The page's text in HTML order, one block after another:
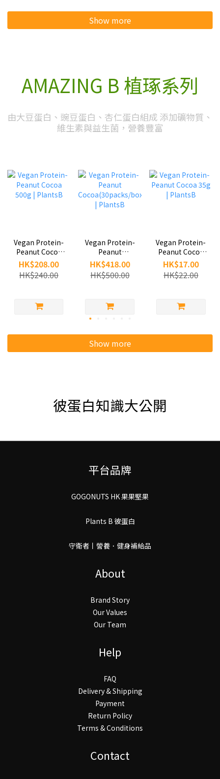
Show more
AMAZING B 植琢系列
由大豆蛋白、豌豆蛋白、杏仁蛋白組成 添加礦物質、
維生素與益生菌，營養豐富
Vegan Protein-
Peanut Cocoa
500g | PlantsB
HK$208.00
HK$240.00
Vegan Protein-
Peanut
Cocoa(30packs/box)
| PlantsB
HK$418.00
HK$500.00
Vegan Protein-
Peanut Cocoa
35g | PlantsB
HK$17.00
HK$22.00
Show more
彼蛋白知識大公開
平台品牌
GOGONUTS HK 果果堅果
Plants B 彼蛋白
守衛者丨謍養．健身補給品
About
Brand Story
Our Values
Our Team
Help
FAQ
Delivery & Shipping
Payment
Return Policy
Terms & Conditions
Contact